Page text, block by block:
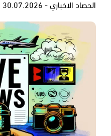
الحصاد الاخباري - 30.07.2026